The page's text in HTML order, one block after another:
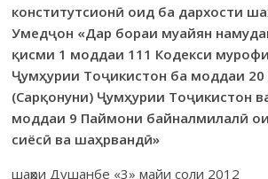
конститутсионӣ оид ба дархости
Умедҷон «Дар бораи муайян
қисми 1 моддаи 111 Кодекси
Ҷумҳурии Тоҷикистон ба моддаи 20
(Сарқонуни) Ҷумҳурии Тоҷикистон
моддаи 9 Паймони байналмилалӣ
сиёсӣ ва шаҳрвандӣ»
шаҳри Душанбе «3» майи соли 2012